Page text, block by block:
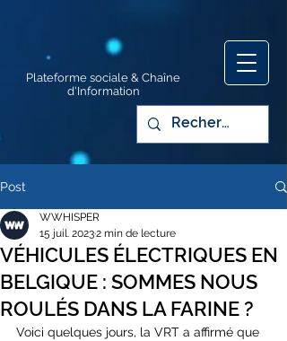
Plateforme sociale & Chaîne
d'Information
Post
VÉHICULES ÉLECTRIQUES EN
BELGIQUE : SOMMES NOUS
ROULÉS DANS LA FARINE ?
WWHISPER
15 juil. 20232 min de lecture
Voici quelques jours, la VRT a affirmé que